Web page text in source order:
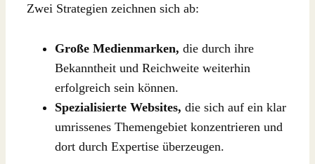
Zwei Strategien zeichnen sich ab:
Große Medienmarken, die durch ihre
Bekanntheit und Reichweite weiterhin
erfolgreich sein können.
Spezialisierte Websites, die sich auf ein klar
umrissenes Themengebiet konzentrieren und
dort durch Expertise überzeugen.